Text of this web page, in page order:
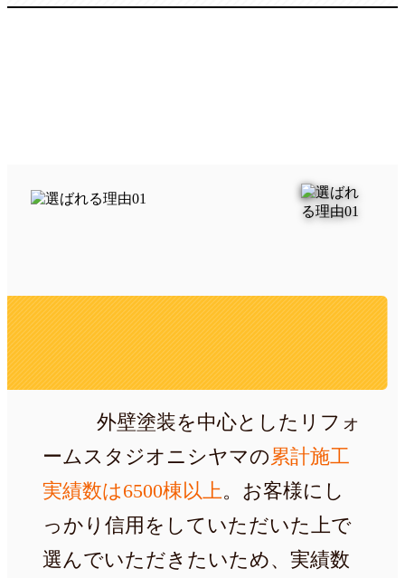
6500棟
外壁塗装を中心としたリフォ
ームスタジオニシヤマの 累計施工
実績数は6500棟以上。お客様にし
っかり信用をしていただいた上で
選んでいただきたいため、実績数